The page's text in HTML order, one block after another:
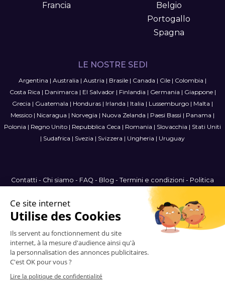
Francia
Belgio
Portogallo
Spagna
LE NOSTRE SEDI
Argentina | Australia | Austria | Brasile | Canada | Cile | Colombia |
Costa Rica | Danimarca | El Salvador| Finlandia | Germania | Giappone|
Grecia | Guatemala | Honduras | Irlanda | Italia | Lussemburgo | Malta |
Messico | Nicaragua | Norvegia | Nuova Zelanda | Paesi Bassi | Panama |
Polonia | Regno Unito | Repubblica Ceca | Romania | Slovacchia | Stati Uniti
| Sudafrica | Svezia | Svizzera | Ungheria | Uruguay
Contatti - Chi siamo - FAQ - Blog - Termini e condizioni - Politica
Mappa del sito